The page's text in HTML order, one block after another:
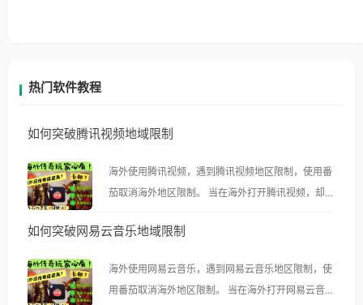
热门软件教程
如何突破腾讯视频地域限制
海外使用腾讯视频，遇到腾讯视频地区限制，使用番
茄取消海外地区限制。 当在海外打开腾讯视频，却突
示语。 海外用户如香港、澳门、台湾、美国、加拿
像其他音乐平台一样，出现地区及版权限制问题，且
仅能在中国大陆地区播放。 遇到这个问题的朋友们，
如何突破网易云音乐地域限制
海外使用网易云音乐，遇到网易云音乐地区限制，使
用番茄取消海外地区限制。 当在海外打开网易云音